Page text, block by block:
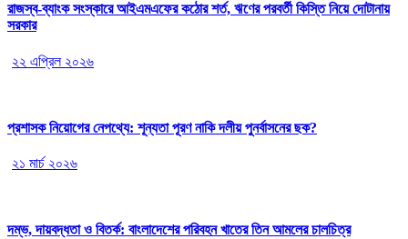
রাজস্ব-ব্যাংক সংস্কারে আইএমএফের কঠোর শর্ত, ঋণের পরবর্তী কিস্তি নিয়ে দোটানায়
সরকার
২২ এপ্রিল ২০২৬
প্রশাসক নিয়োগের নেপথ্যে: শূন্যতা পূরণ নাকি দলীয় পুনর্বাসনের ছক?
২১ মার্চ ২০২৬
দম্ভ, দায়বদ্ধতা ও বিতর্ক: বাংলাদেশের পরিবহন খাতের তিন আমলের চালচিত্র